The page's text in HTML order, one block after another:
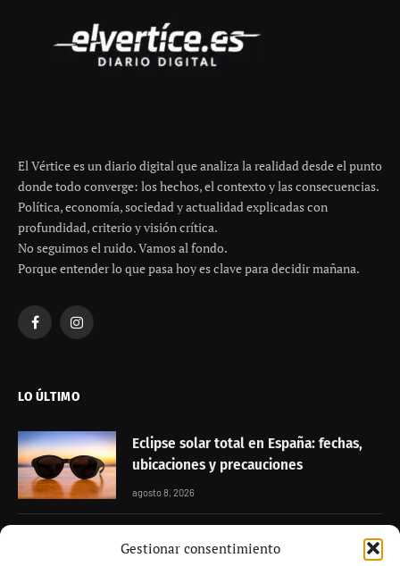
Gestionar consentimiento
El Vértice es un diario digital que analiza la realidad desde el punto
donde todo converge: los hechos, el contexto y las consecuencias.
Política, economía, sociedad y actualidad explicadas con
profundidad, criterio y visión crítica.
No seguimos el ruido. Vamos al fondo.
Porque entender lo que pasa hoy es clave para decidir mañana.
FacebookInstagram
LO ÚLTIMO
Eclipse solar total en España: fechas,
ubicaciones y precauciones
agosto 8, 2026
Tse Yang celebra 30 años con cocina
cantonesa y su icónico pato laqueado